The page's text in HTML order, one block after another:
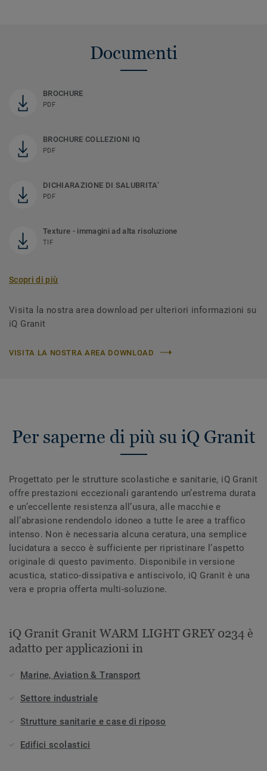
Documenti
BROCHURE
PDF
BROCHURE COLLEZIONI IQ
PDF
DICHIARAZIONE DI SALUBRITA’
PDF
Texture - immagini ad alta risoluzione
TIF
Scopri di più
Visita la nostra area download per ulteriori informazioni su
iQ Granit
VISITA LA NOSTRA AREA DOWNLOAD
Per saperne di più su iQ Granit
Progettato per le strutture scolastiche e sanitarie, iQ Granit
offre prestazioni eccezionali garantendo un’estrema durata
e un’eccellente resistenza all’usura, alle macchie e
all’abrasione rendendolo idoneo a tutte le aree a traffico
intenso. Non è necessaria alcuna ceratura, una semplice
lucidatura a secco è sufficiente per ripristinare l’aspetto
originale di questo pavimento. Disponibile in versione
acustica, statico-dissipativa e antiscivolo, iQ Granit è una
vera e propria offerta multi-soluzione.
iQ Granit Granit WARM LIGHT GREY 0234 è
adatto per applicazioni in
Marine, Aviation & Transport
Settore industriale
Strutture sanitarie e case di riposo
Edifici scolastici